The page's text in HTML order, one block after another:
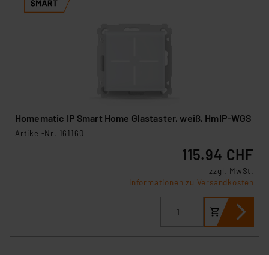
Homematic IP Smart Home Glastaster, weiß, HmIP-WGS
Artikel-Nr. 161160
115.94 CHF
zzgl. MwSt.
Informationen zu Versandkosten